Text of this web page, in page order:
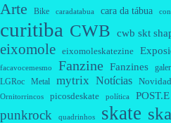
Arte Bike caradatabua cara da tábua
curitiba CWB cwb skt
eixomole eixomoleskatezine
facavocemesmo Fanzine Fanzines
LGRoc Metal mytrix Notícias
Ornitorrincos picosdeskate política POST.E
punkrock quadrinhos skate